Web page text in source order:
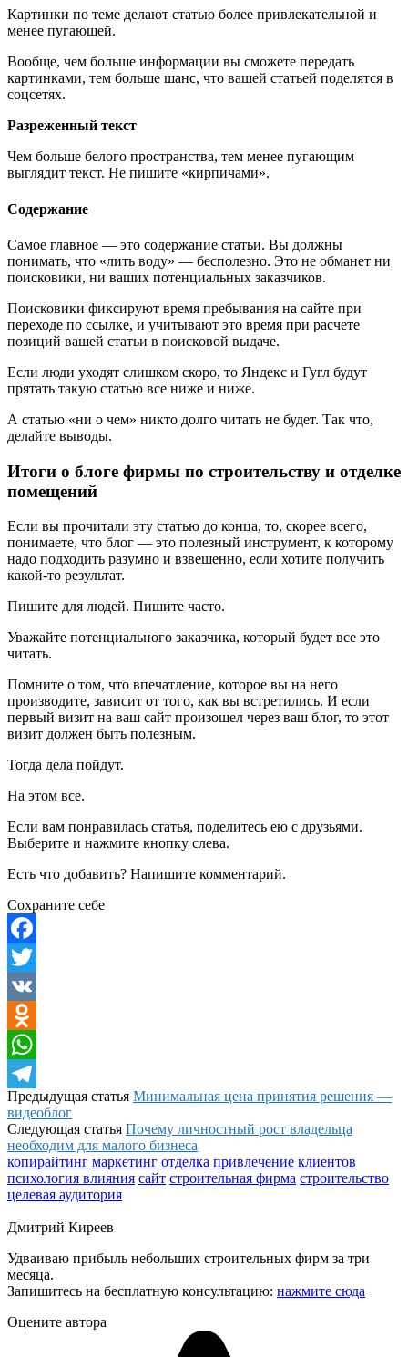
Картинки по теме делают статью более привлекательной и
менее пугающей.
Вообще, чем больше информации вы сможете передать
картинками, тем больше шанс, что вашей статьей поделятся в
соцсетях.
Разреженный текст
Чем больше белого пространства, тем менее пугающим
выглядит текст. Не пишите «кирпичами».
Содержание
Самое главное — это содержание статьи. Вы должны
понимать, что «лить воду» — бесполезно. Это не обманет ни
поисковики, ни ваших потенциальных заказчиков.
Поисковики фиксируют время пребывания на сайте при
переходе по ссылке, и учитывают это время при расчете
позиций вашей статьи в поисковой выдаче.
Если люди уходят слишком скоро, то Яндекс и Гугл будут
прятать такую статью все ниже и ниже.
А статью «ни о чем» никто долго читать не будет. Так что,
делайте выводы.
Итоги о блоге фирмы по строительству и отделке
помещений
Если вы прочитали эту статью до конца, то, скорее всего,
понимаете, что блог — это полезный инструмент, к которому
надо подходить разумно и взвешенно, если хотите получить
какой-то результат.
Пишите для людей. Пишите часто.
Уважайте потенциального заказчика, который будет все это
читать.
Помните о том, что впечатление, которое вы на него
производите, зависит от того, как вы встретились. И если
первый визит на ваш сайт произошел через ваш блог, то этот
визит должен быть полезным.
Тогда дела пойдут.
На этом все.
Если вам понравилась статья, поделитесь ею с друзьями.
Выберите и нажмите кнопку слева.
Есть что добавить? Напишите комментарий.
Сохраните себе
Facebook
Twitter
VK
Odnoklassniki
WhatsApp
Telegram
Предыдущая статья Минимальная цена принятия решения —
видеоблог
Следующая статья Почему личностный рост владельца
необходим для малого бизнеса
копирайтинг маркетинг отделка привлечение клиентов
психология влияния сайт строительная фирма строительство
целевая аудитория
Дмитрий Киреев
Удваиваю прибыль небольших строительных фирм за три
месяца.
Запишитесь на бесплатную консультацию: нажмите сюда
Оцените автора